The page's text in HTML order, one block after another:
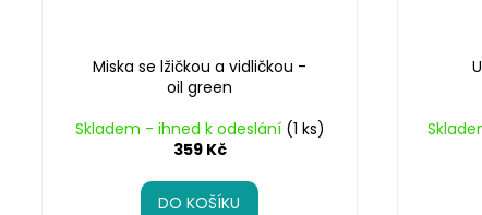
Miska se lžičkou a vidličkou -
oil green
Skladem - ihned k odeslání (1 ks)
359 Kč
DO KOŠÍKU